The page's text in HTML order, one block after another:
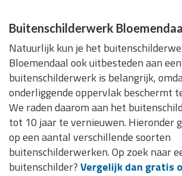
Buitenschilderwerk
Natuurlijk kun je het
Bloemendaal ook uitbesteden aan
buitenschilderwerk is belangrijk,
onderliggende oppervlak beschermt
We raden daarom aan het
tot 10 jaar te vernieuwen. Hieronder
op een aantal verschillende soorten
buitenschilderwerken. Op zoek naar
buitenschilder?Vergelijk dan gratis